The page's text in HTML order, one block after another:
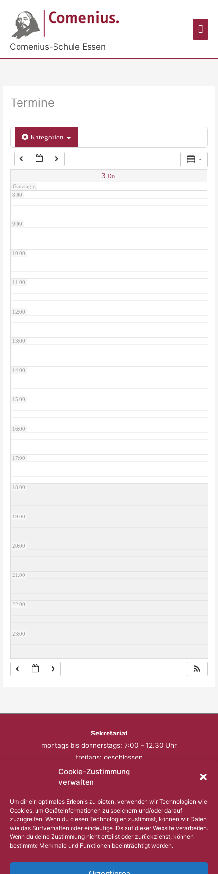
Cookie-Zustimmung
verwalten
Um dir ein optimales Erlebnis zu bieten, verwenden wir Technologien wie
Cookies, um Geräteinformationen zu speichern und/oder darauf
zuzugreifen. Wenn du diesen Technologien zustimmst, können wir Daten
wie das Surfverhalten oder eindeutige IDs auf dieser Website verarbeiten.
Wenn du deine Zustimmung nicht erteilst oder zurückziehst, können
bestimmte Merkmale und Funktionen beeinträchtigt werden.
springen
Comenius-Schule Essen
Termine
Kategorien
3 Do.
Ganztägig
2:00
3:00
5:00
6:00
7:00
8:00
9:00
10:00
11:00
12:00
13:00
14:00
15:00
16:00
17:00
18:00
19:00
20:00
21:00
22:00
23:00
Sekretariat
montags bis donnerstags: 7:00 – 12.30 Uhr
freitags: geschlossen
Telefon: 0201 – 57 17 430
Bitte nutzen Sie außerhalb der Öffnungszeiten den
Anrufbeantworter.